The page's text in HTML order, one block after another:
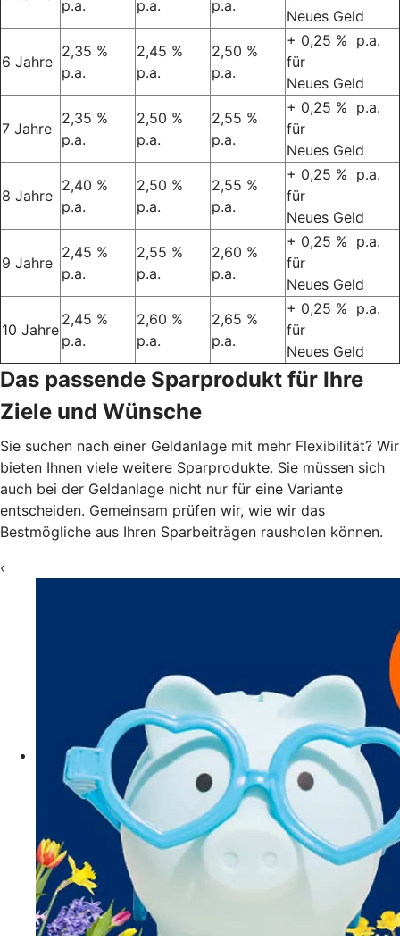
p.a. p.a. p.a.
Neues Geld
6 Jahre
2,35 %
p.a.
2,45 %
p.a.
2,50 %
p.a.
+ 0,25 % p.a.
für
Neues Geld
7 Jahre
2,35 %
p.a.
2,50 %
p.a.
2,55 %
p.a.
+ 0,25 % p.a.
für
Neues Geld
8 Jahre
2,40 %
p.a.
2,50 %
p.a.
2,55 %
p.a.
+ 0,25 % p.a.
für
Neues Geld
9 Jahre
2,45 %
p.a.
2,55 %
p.a.
2,60 %
p.a.
+ 0,25 % p.a.
für
Neues Geld
10 Jahre
2,45 %
p.a.
2,60 %
p.a.
2,65 %
p.a.
+ 0,25 % p.a.
für
Neues Geld
Das passende Sparprodukt für Ihre
Ziele und Wünsche
Sie suchen nach einer Geldanlage mit mehr Flexibilität? Wir
bieten Ihnen viele weitere Sparprodukte. Sie müssen sich
auch bei der Geldanlage nicht nur für eine Variante
entscheiden. Gemeinsam prüfen wir, wie wir das
Bestmögliche aus Ihren Sparbeiträgen rausholen können.
‹